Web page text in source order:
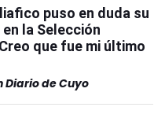
puso en duda su
la Selección
que fue mi último
Diario de Cuyo